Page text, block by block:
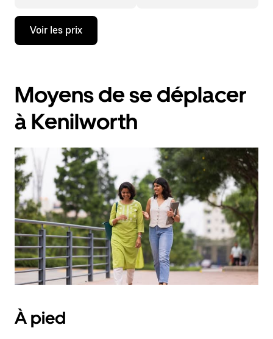
Appuyez
la
bas
pour
ouvrir
le
calendrier
sélectionner
une
date.
Appuyez
sur
la
touche
Échap
pour
fermer
le
calendrier.
Voir les prix
Moyens de se déplacer
à Kenilworth
À pied